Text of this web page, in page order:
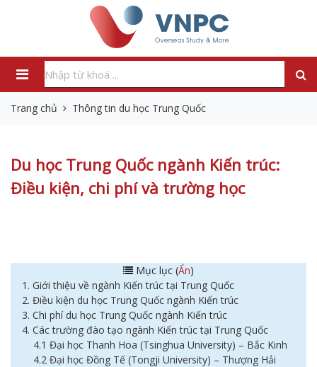
Trang chủ Thông tin du học Trung Quốc
Du học Trung Quốc ngành Kiến trúc:
Điều kiện, chi phí và trường học
Mục lục (Ẩn)
1. Giới thiệu về ngành Kiến trúc tại Trung Quốc
2. Điều kiện du học Trung Quốc ngành Kiến trúc
3. Chi phí du học Trung Quốc ngành Kiến trúc
4. Các trường đào tạo ngành Kiến trúc tại Trung Quốc
4.1 Đại học Thanh Hoa (Tsinghua University) – Bắc Kinh
4.2 Đại học Đồng Tế (Tongji University) – Thượng Hải